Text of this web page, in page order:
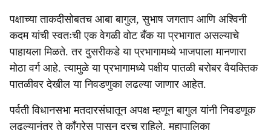
पक्षाच्या ताकदीसोबतच आबा बागुल, सुभाष जगताप आणि अश्विनी
कदम यांची स्वतःची एक वेगळी वोट बँक या प्रभागात असल्याचे
पाहायला मिळते. तर दुसरीकडे या प्रभागामध्ये भाजपाला मानणारा
मोठा वर्ग आहे. त्यामुळे या प्रभागामध्ये पक्षीय पातळी बरोबर वैयक्तिक
पातळीवर देखील या निवडणुका लढल्या जाणार आहेत.
पर्वती विधानसभा मतदारसंघातून अपक्ष म्हणून बागुल यांनी निवडणूक
लढल्यानंतर ते काँग्रेस पासून दूरच राहिले. महापालिका